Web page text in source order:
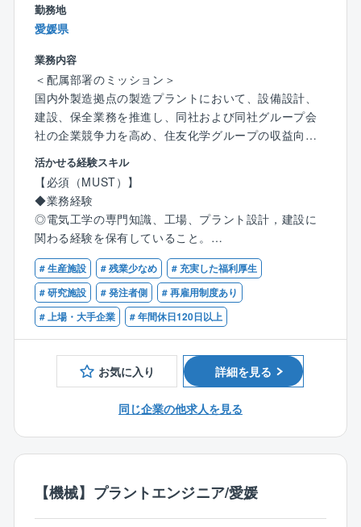
勤務地
愛媛県
業務内容
＜配属部署のミッション＞
国内外製造拠点の製造プラントにおいて、設備設計、
建設、保全業務を推進し、同社および同社グループ会
社の企業競争力を高め、住友化学グループの収益向上
に貢献する。
＜本ポジションの位置づけ＞
実務担当者として、プラントエンジニアリング業務を
実施するポジション。
将来的には部下を率いて、プラント基本構想、基本計
画から設計、建設業務(主にFeedからEPC)および保全
業務を推進する。
＜募集の背景＞
愛媛工場は事業のポートフォリオの高度化を目指し
て、半導体関連製品など成長分野に軸足を移すため
に、抜本的な構造改革を推進している。新設プラント
と合理化による競争力強化を推進し、構造改革を軌道
る。
＜職務内容＞
活かせる経験スキル
【必須（MUST）】
◆業務経験
◎電気工学の専門知識、工場、プラント設計，建設に
関わる経験を保有していること。
◎環境、保安、安全関係法令について一定の知識，経
験を持っていること。
【歓迎（WANT）】
◆業務経験
ー、防爆についての知識、経験などがあればなお良
い。
◎化学又は石油化学系、医薬系のプラントの機械設計
◆資格：
◆語学力：TOEIC500点以上
# 生産施設 # 残業少なめ
# 充実した福利厚生
# 研究施設
# 発注者側
# 再雇用制度あり
# 上場・大手企業
# 年間休日120日以上
お気に入り 詳細を見る
同じ企業の他求人を見る
【機械】プラントエンジニア/愛媛